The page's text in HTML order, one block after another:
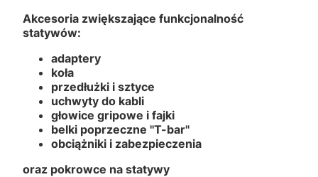
Akcesoria zwiększające funkcjonalność
statywów:
adaptery
koła
przedłużki i sztyce
uchwyty do kabli
głowice gripowe i fajki
belki poprzeczne ''T-bar''
obciążniki i zabezpieczenia
oraz pokrowce na statywy